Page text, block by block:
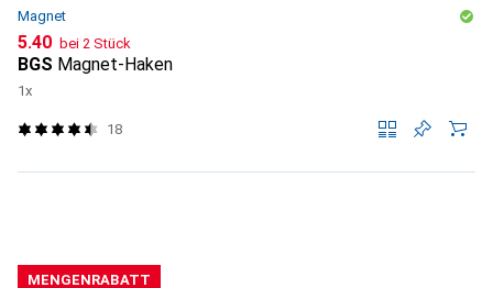
Magnet
CHF
5.40 bei 2 Stück
BGS Magnet-Haken
1x
18
MENGENRABATT